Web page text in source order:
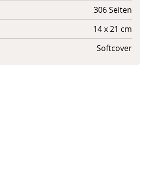
306 Seiten
14 x 21 cm
Softcover